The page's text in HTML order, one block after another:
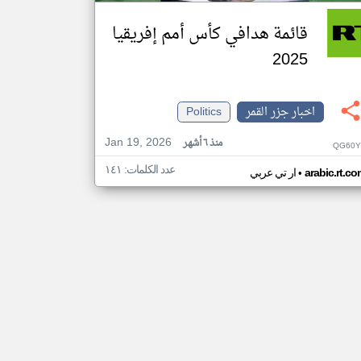
قائمة هدافي كأس أمم إفريقيا
2025
اخبار جزر القمر
Politics
Jan 19, 2026
منذ ٦ أشهر
ار تي عربي• عدد الكلمات: ١٤١